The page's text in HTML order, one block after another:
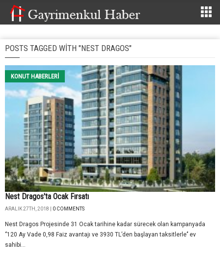
POSTS TAGGED WITH "NEST DRAGOS"
KONUT HABERLERI
Nest Dragos'ta Ocak Fırsatı
ARALIK 27TH, 2018 | 0 COMMENTS
Nest Dragos Projesinde 31 Ocak tarihine kadar sürecek olan kampanyada
‘’120 Ay Vade 0,98 Faiz avantajı ve 3930 TL’den başlayan taksitlerle’’ ev
sahibi...